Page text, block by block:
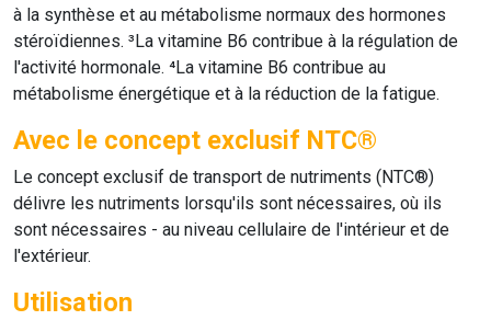
à la synthèse et au métabolisme normaux des hormones
stéroïdiennes. ³La vitamine B6 contribue à la régulation de
l'activité hormonale. ⁴La vitamine B6 contribue au
métabolisme énergétique et à la réduction de la fatigue.
Avec le concept exclusif NTC®
Le concept exclusif de transport de nutriments (NTC®)
délivre les nutriments lorsqu'ils sont nécessaires, où ils
sont nécessaires - au niveau cellulaire de l'intérieur et de
l'extérieur.
Utilisation